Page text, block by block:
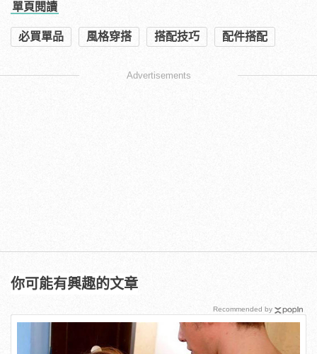
單頁閱讀
必買單品 風格穿搭 搭配技巧 配件搭配
Advertisements
你可能有興趣的文章
Recommended by